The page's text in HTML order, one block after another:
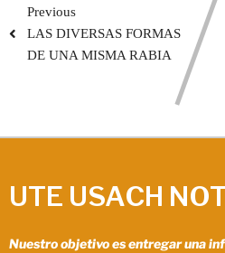
Previous
LAS DIVERSAS FORMAS
DE UNA MISMA RABIA
UTE USACH
Nuestro objetivo es entregar una